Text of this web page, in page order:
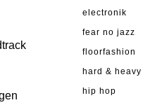
electronik
fear no jazz
floorfashion
hard & heavy
hip hop